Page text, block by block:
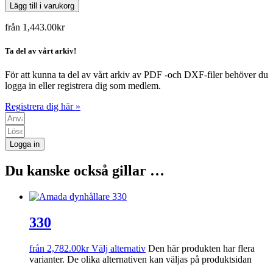
Lägg till i varukorg
från 1,443.00kr
Ta del av vårt arkiv!
För att kunna ta del av vårt arkiv av PDF -och DXF-filer behöver du
logga in eller registrera dig som medlem.
Registrera dig här »
Logga in
Du kanske också gillar …
330
från 2,782.00kr Välj alternativ Den här produkten har flera
varianter. De olika alternativen kan väljas på produktsidan